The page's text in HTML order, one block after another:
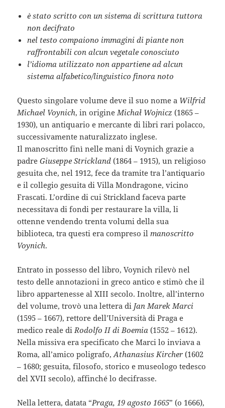
è stato scritto con un sistema di scrittura tuttora
non decifrato
nel testo compaiono immagini di piante non
raffrontabili con alcun vegetale conosciuto
l’idioma utilizzato non appartiene ad alcun
sistema alfabetico/linguistico finora noto
Questo singolare volume deve il suo nome a Wilfrid
Michael Voynich, in origine Michał Wojnicz (1865 –
1930), un antiquario e mercante di libri rari polacco,
successivamente naturalizzato inglese.
Il manoscritto finì nelle mani di Voynich grazie a
padreGiuseppe Strickland (1864 – 1915), un religioso
gesuita che, nel 1912, fece da tramite tra l’antiquario
e il collegio gesuita di Villa Mondragone, vicino
Frascati. L’ordine di cui Strickland faceva parte
necessitava di fondi per restaurare la villa, li
ottenne vendendo trenta volumi della sua
biblioteca, tra questi era compreso il manoscritto
Voynich.
Entrato in possesso del libro, Voynich rilevò nel
testo delle annotazioni in greco antico e stimò che il
libro appartenesse al XIII secolo. Inoltre, all’interno
del volume, trovò una lettera di Jan Marek Marci
(1595 – 1667), rettore dell’Università di Praga e
medico reale di Rodolfo II di Boemia (1552 – 1612).
Nella missiva era specificato che Marci lo inviava a
Roma, all’amico poligrafo,Athanasius Kircher (1602
– 1680; gesuita, filosofo, storico e museologo tedesco
del XVII secolo), affinché lo decifrasse.
Nella lettera, datata “Praga, 19 agosto 1665” (o 1666),